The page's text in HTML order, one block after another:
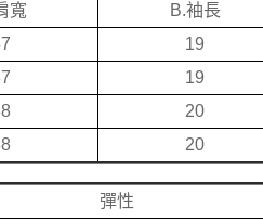
寬 B.袖長
19
19
20
20
彈性